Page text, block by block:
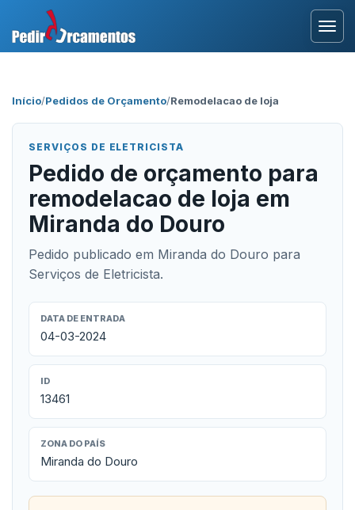
Início/Pedidos de Orçamento/Remodelacao de loja
SERVIÇOS DE ELETRICISTA
Pedido de orçamento para
remodelacao de loja em
Miranda do Douro
Pedido publicado em Miranda do Douro para
Serviços de Eletricista.
DATA DE ENTRADA
04-03-2024
ID
13461
ZONA DO PAÍS
Miranda do Douro
Área Profissional
Como Funciona?
Testemunhos